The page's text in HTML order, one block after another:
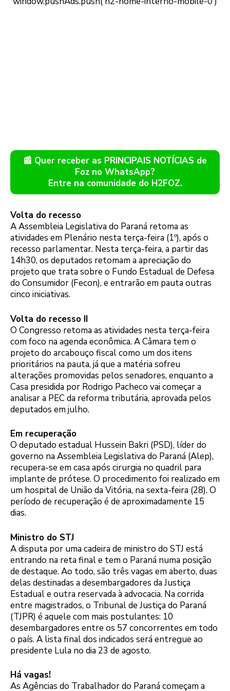
📰 Quer receber as PRINCIPAIS NOTÍCIAS de
Foz no WhatsApp?
Entre na comunidade do H2FOZ.
Volta do recesso
A Assembleia Legislativa do Paraná retoma as
atividades em Plenário nesta terça-feira (1º), após o
recesso parlamentar. Nesta terça-feira, a partir das
14h30, os deputados retomam a apreciação do
projeto que trata sobre o Fundo Estadual de Defesa
do Consumidor (Fecon), e entrarão em pauta outras
cinco iniciativas.
Volta do recesso II
O Congresso retoma as atividades nesta terça-feira
com foco na agenda econômica. A Câmara tem o
projeto do arcabouço fiscal como um dos itens
prioritários na pauta, já que a matéria sofreu
alterações promovidas pelos senadores, enquanto a
Casa presidida por Rodrigo Pacheco vai começar a
analisar a PEC da reforma tributária, aprovada pelos
deputados em julho.
Em recuperação
O deputado estadual Hussein Bakri (PSD), líder do
governo na Assembleia Legislativa do Paraná (Alep),
recupera-se em casa após cirurgia no quadril para
implante de prótese. O procedimento foi realizado em
um hospital de União da Vitória, na sexta-feira (28). O
período de recuperação é de aproximadamente 15
dias.
Ministro do STJ
A disputa por uma cadeira de ministro do STJ está
entrando na reta final e tem o Paraná numa posição
de destaque. Ao todo, são três vagas em aberto, duas
delas destinadas a desembargadores da Justiça
Estadual e outra reservada à advocacia. Na corrida
entre magistrados, o Tribunal de Justiça do Paraná
(TJPR) é aquele com mais postulantes: 10
desembargadores entre os 57 concorrentes em todo
o país. A lista final dos indicados será entregue ao
presidente Lula no dia 23 de agosto.
Há vagas!
As Agências do Trabalhador do Paraná começam a